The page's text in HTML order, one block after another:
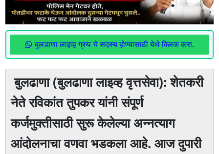
बुलडाणा लाइव्ह ग्रुप चे सदस्य होण्यासाठी येथे क्लिक करा.
बुलढाणा (बुलढाणा लाइव्ह वृत्तसेवा): शेतकरी
नेते रविकांत तुपकर यांनी संपूर्ण
कर्जमुक्तीसाठी सुरू केलेल्या अन्नत्याग
आंदोलनाचा वणवा भडकला आहे. आज दुपारी